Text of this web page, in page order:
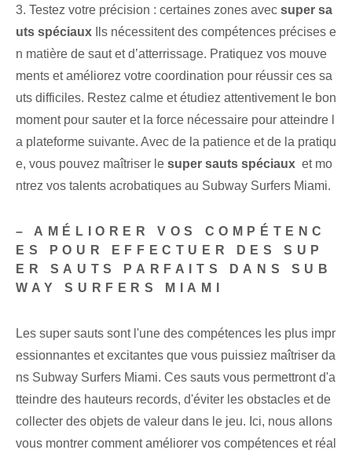
3. Testez votre précision : certaines zones avec super sa
uts spéciaux Ils nécessitent des compétences précises e
n matière de saut et d’atterrissage. Pratiquez⁤ vos mouve
ments et améliorez votre coordination pour réussir ces sa
uts difficiles. Restez calme et étudiez attentivement le bon
moment pour sauter et la force nécessaire pour atteindre l
a plateforme suivante. Avec de la patience et de la pratiqu
e, vous pouvez maîtriser le super sauts spéciaux ​ et mo
ntrez vos talents acrobatiques au ‍Subway Surfers Miami.
– AMÉLIORER VOS COMPÉTENC
ES POUR EFFECTUER DES SUP
ER SAUTS PARFAITS DANS SUB
WAY SURFERS MIAMI
Les super sauts ‌sont l'une des compétences ⁤les plus impr
essionnantes et excitantes⁢ que vous puissiez maîtriser da
ns ‌Subway Surfers Miami. ‌Ces sauts‌ vous permettront d'a
tteindre des hauteurs records, d'éviter les obstacles et de
collecter des objets de valeur dans le jeu. Ici, nous allons
vous montrer comment améliorer vos compétences et réal